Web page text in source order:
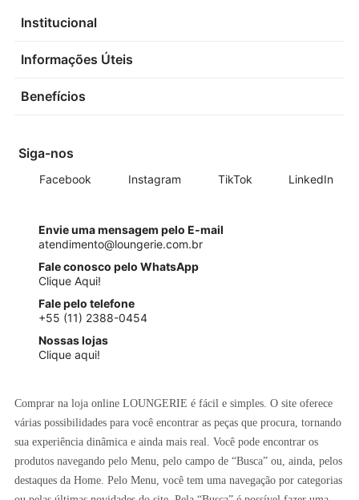
Institucional
Informações Úteis
Benefícios
Siga-nos
Facebook Instagram TikTok LinkedIn
Envie uma mensagem pelo E-mail
atendimento@loungerie.com.br
Fale conosco pelo WhatsApp
Clique Aqui!
Fale pelo telefone
+55 (11) 2388-0454
Nossas lojas
Clique aqui!
Comprar na loja online LOUNGERIE é fácil e simples. O site oferece
várias possibilidades para você encontrar as peças que procura, tornando
sua experiência dinâmica e ainda mais real. Você pode encontrar os
produtos navegando pelo Menu, pelo campo de “Busca” ou, ainda, pelos
destaques da Home. Pelo Menu, você tem uma navegação por categorias